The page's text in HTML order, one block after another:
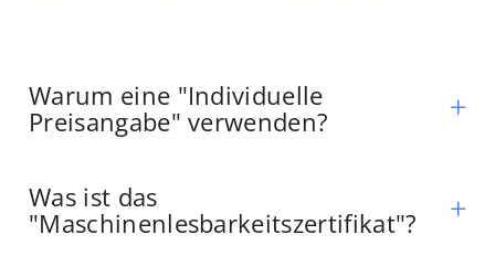
Warum eine "Individuelle
Preisangabe" verwenden?
Was ist das
"Maschinenlesbarkeitszertifikat"?